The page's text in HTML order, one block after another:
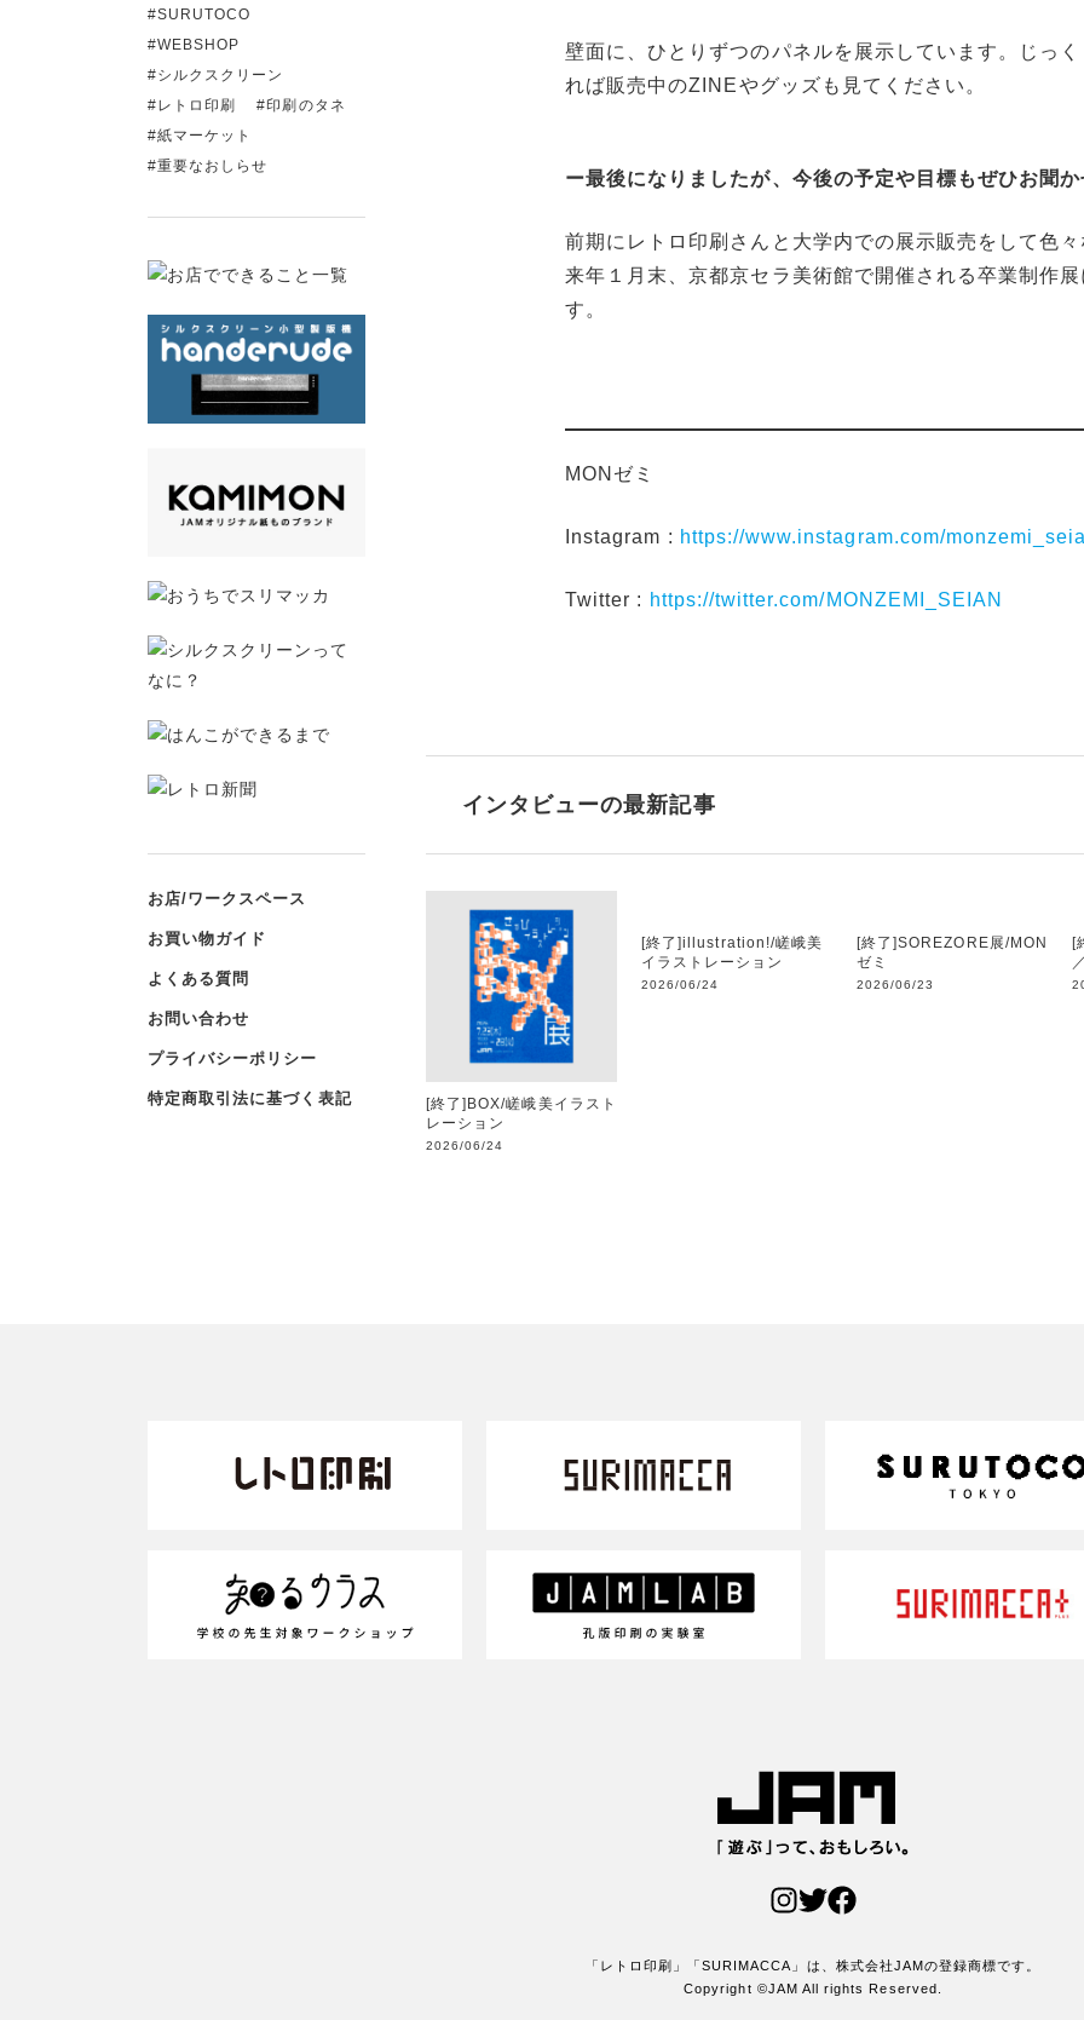
壁面に、ひとりずつのパネルを展示しています。じっ
れば販売中のZINEやグッズも見てください。
ー最後になりましたが、今後の予定や目標もぜひお聞
前期にレトロ印刷さんと大学内での展示販売をして色
来年１月末、京都京セラ美術館で開催される卒業制作
す。
MONゼミ
Instagram : https://www.instagram.com/
Twitter : https://twitter.com/MONZEMI_SEIAN
インタビューの最新記事
[終了]BOX/嵯峨美イラスト
レーション
2026/06/24
[終了]illustration!/嵯峨美
イラストレーション
2026/06/24
[終了]SOREZORE展/MON
ゼミ
2026/06/23
[
SURUTOCO
WEBSHOP
シルクスクリーン
レトロ印刷
印刷のタネ
紙マーケット
重要なおしらせ
お店/ワークスペース
お買い物ガイド
よくある質問
お問い合わせ
プライバシーポリシー
特定商取引法に基づく表記
「レトロ印刷」「SURIMACCA」は、株式会社JAMの登録商標です。
Copyright ©JAM All rights Reserved.